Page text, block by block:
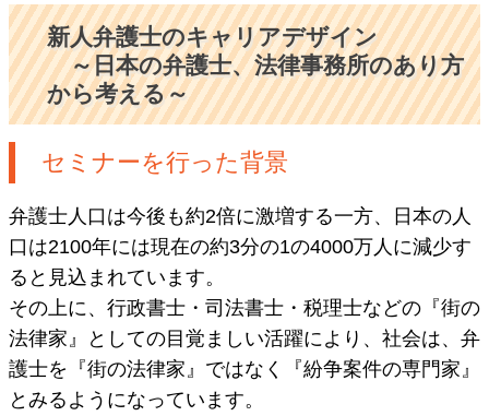
新人弁護士のキャリアデザイン
～日本の弁護士、法律事務所のあり方
から考える～
セミナーを行った背景
弁護士人口は今後も約2倍に激増する一方、日本の人
口は2100年には現在の約3分の1の4000万人に減少す
ると見込まれています。
その上に、行政書士・司法書士・税理士などの『街の
法律家』としての目覚ましい活躍により、社会は、弁
護士を『街の法律家』ではなく『紛争案件の専門家』
とみるようになっています。